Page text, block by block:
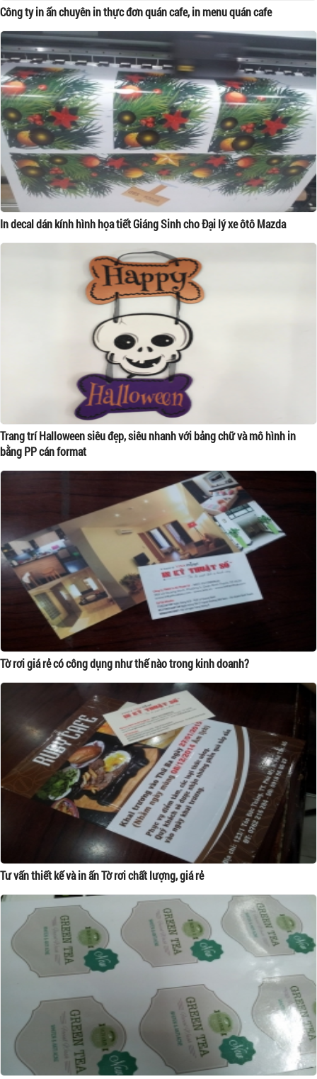
Công ty in ấn chuyên in thực đơn quán cafe, in menu quán cafe
In decal dán kính hình họa tiết Giáng Sinh cho Đại lý xe ôtô Mazda
Trang trí Halloween siêu đẹp, siêu nhanh với bảng chữ và mô hình in
bằng PP cán format
Tờ rơi giá rẻ có công dụng như thế nào trong kinh doanh?
Tư vấn thiết kế và in ấn Tờ rơi chất lượng, giá rẻ